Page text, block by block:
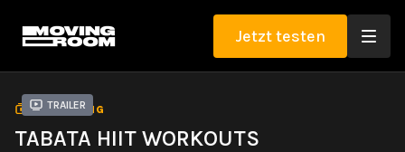
Jetzt testen
Trailer
SAMMLUNG
TABATA HIIT WORKOUTS